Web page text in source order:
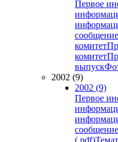
Первое
сообщение
комитет
комитет
выпуск
2002 (9)
2002 (9)
Первое
сообщение
(.pdf)